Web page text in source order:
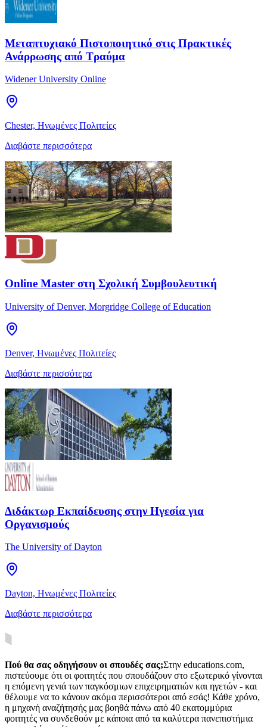
Μεταπτυχιακό Πιστοποιητικό στις Πρακτικές
Ανάρρωσης από Τραύμα
Widener University Online
Chester, Ηνωμένες Πολιτείες
Διαβάστε περισσότερα
Online Master στη Σχολική Συμβουλευτική
University of Denver, Morgridge College of Education
Denver, Ηνωμένες Πολιτείες
Διαβάστε περισσότερα
Διδάκτωρ Εκπαίδευσης στην Ηγεσία για
Οργανισμούς
The University of Dayton
Dayton, Ηνωμένες Πολιτείες
Διαβάστε περισσότερα
Πού θα σας οδηγήσουν οι σπουδές σας;Στην educations.com,
πιστεύουμε ότι οι φοιτητές που σπουδάζουν στο εξωτερικό γίνονται
η επόμενη γενιά των παγκόσμιων επιχειρηματιών και ηγετών - και
θέλουμε να το κάνουν ακόμα περισσότεροι από εσάς! Κάθε χρόνο,
η μηχανή αναζήτησής μας βοηθά πάνω από 40 εκατομμύρια
φοιτητές να συνδεθούν με κάποια από τα καλύτερα πανεπιστήμια